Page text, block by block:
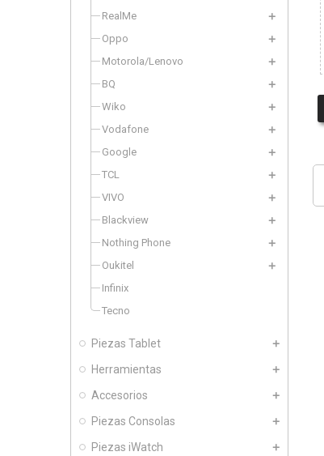
RealMe
Oppo
Motorola/Lenovo
BQ
Wiko
Vodafone
Google
TCL
VIVO
Blackview
Nothing Phone
Oukitel
Infinix
Tecno
Piezas Tablet
Herramientas
Accesorios
Piezas Consolas
Piezas iWatch